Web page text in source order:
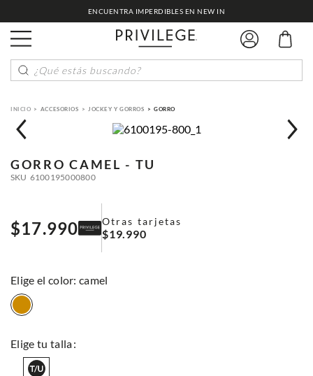
ENCUENTRA IMPERDIBLES EN NEW IN
¿Qué estás buscando?
ACCESORIOS JOCKEY Y GORROS GORRO
GORRO CAMEL - TU
SKU 6100195000800
$17.990 Otras tarjetas
$19.990
: camel